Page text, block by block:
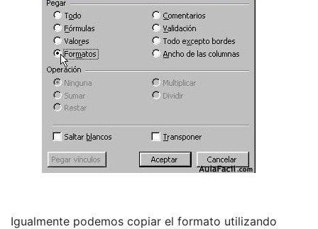
Igualmente podemos copiar el formato utilizando